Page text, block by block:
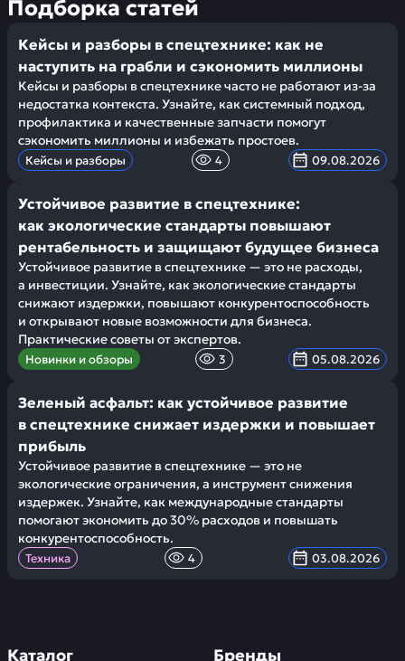
Подборка статей
Кейсы и разборы в спецтехнике: как не
наступить на грабли и сэкономить миллионы
Кейсы и разборы в спецтехнике часто не работают из-за
недостатка контекста. Узнайте, как системный подход,
профилактика и качественные запчасти помогут
сэкономить миллионы и избежать простоев.
Кейсы и разборы 4 09.08.2026
Устойчивое развитие в спецтехнике:
как экологические стандарты повышают
рентабельность и защищают будущее бизнеса
Устойчивое развитие в спецтехнике — это не расходы,
а инвестиции. Узнайте, как экологические стандарты
снижают издержки, повышают конкурентоспособность
и открывают новые возможности для бизнеса.
Практические советы от экспертов.
Новинки и обзоры 3 05.08.2026
Зеленый асфальт: как устойчивое развитие
в спецтехнике снижает издержки и повышает
прибыль
Устойчивое развитие в спецтехнике — это не
экологические ограничения, а инструмент снижения
издержек. Узнайте, как международные стандарты
помогают экономить до 30% расходов и повышать
конкурентоспособность.
Техника 4 03.08.2026
Каталог Бренды